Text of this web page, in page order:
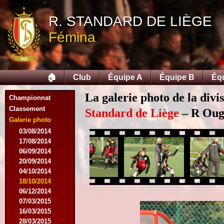
R. STANDARD DE LIÈGE
Fémina
🏠 Club Équipe A Équipe B
Championnat
Classement
Galerie photo
03/08/2014
17/08/2014
06/09/2014
20/09/2014
04/10/2014
18/10/2014
06/12/2014
07/03/2015
16/03/2015
28/03/2015
La galerie photo de la
Standard de Liège– R